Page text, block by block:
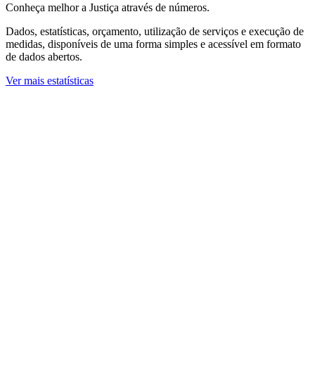
Conheça melhor a Justiça através de números.
Dados, estatísticas, orçamento, utilização de serviços e execução de
medidas, disponíveis de uma forma simples e acessível em formato
de dados abertos.
Ver mais estatísticas